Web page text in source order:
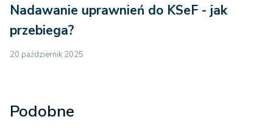
Nadawanie uprawnień do KSeF - jak
przebiega?
20 październik 2025
Podobne